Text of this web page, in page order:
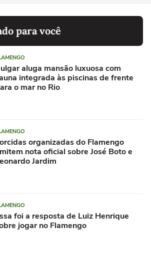
para você
aluga mansão luxuosa com
integrada às piscinas de frente
o mar no Rio
organizadas do Flamengo
nota oficial sobre José Boto e
Jardim
foi a resposta de Luiz Henrique
jogar no Flamengo